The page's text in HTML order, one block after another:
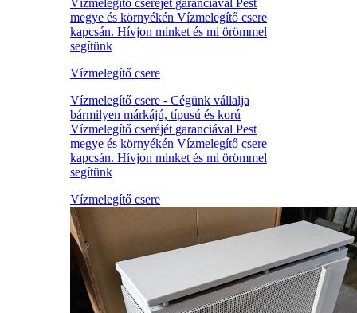
Vízmelegítő cseréjét garanciával Pest
megye és környékén Vízmelegítő csere
kapcsán. Hívjon minket és mi örömmel
segítünk
Vízmelegítő csere
Vízmelegítő csere - Cégünk vállalja
bármilyen márkájú, típusú és korú
Vízmelegítő cseréjét garanciával Pest
megye és környékén Vízmelegítő csere
kapcsán. Hívjon minket és mi örömmel
segítünk
Vízmelegítő csere